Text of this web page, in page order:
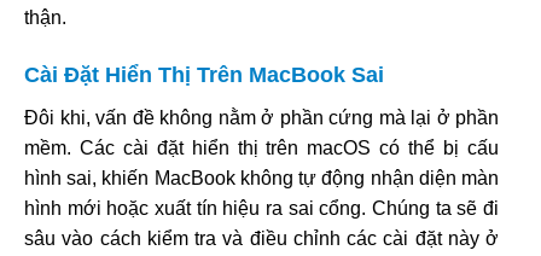
thận.
Cài Đặt Hiển Thị Trên MacBook Sai
Đôi khi, vấn đề không nằm ở phần cứng mà lại ở phần
mềm. Các cài đặt hiển thị trên macOS có thể bị cấu
hình sai, khiến MacBook không tự động nhận diện màn
hình mới hoặc xuất tín hiệu ra sai cổng. Chúng ta sẽ đi
sâu vào cách kiểm tra và điều chỉnh các cài đặt này ở